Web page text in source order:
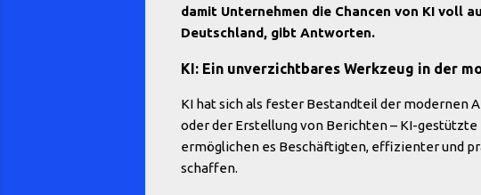
damit Unternehmen die Chancen von KI voll
Deutschland, gibt Antworten.
KI: Ein unverzichtbares Werkzeug in der
KI hat sich als fester Bestandteil der modernen
oder der Erstellung von Berichten – KI-
ermöglichen es Beschäftigten, effizienter und
schaffen.